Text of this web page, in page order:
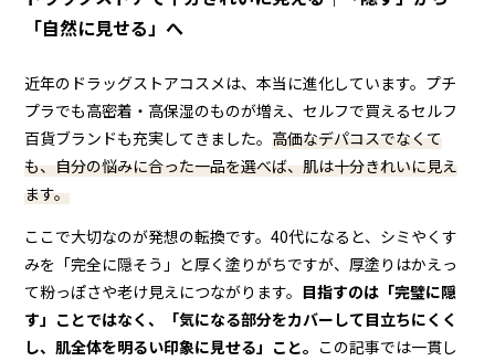
「自然に見せる」へ
近年のドラッグストアコスメは、本当に進化しています。プチ
プラでも高密着・高保湿のものが増え、セルフで買えるセルフ
百貨ブランドも充実してきました。高価なデパコスでなくて
も、自分の悩みに合った一品を選べば、肌は十分きれいに見え
ます。
ここで大切なのが発想の転換です。40代になると、シミやくす
みを「完全に隠そう」と厚く塗りがちですが、厚塗りはかえっ
て粉っぽさや老け見えにつながります。 目指すのは「完璧に隠
す」ことではなく、「気になる部分をカバーして目立ちにくく
し、肌全体を明るい印象に見せる」こと。 この記事では一貫し